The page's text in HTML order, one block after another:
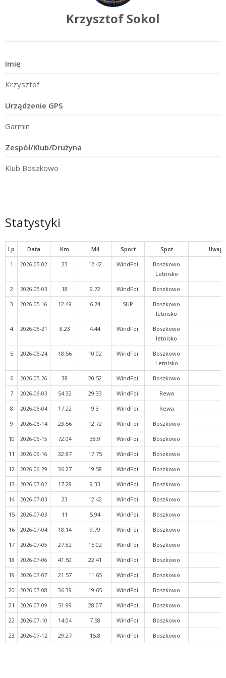
Krzysztof Sokol
Imię
Krzysztof
Urządzenie GPS
Garmin
Zespół/Klub/Drużyna
Klub Boszkowo
Statystyki
Lp Data Km Mil Sport Spot Uwagi
1 2026-05-02 23 12.42 WindFoil
Boszkowo
Letnisko
2
2026-05-03 18 9.72 WindFoil
Boszkowo
3
2026-05-16 12.49 6.74 SUP
Boszkowo
letnisko
4
2026-05-21 8.23 4.44 WindFoil
Boszkowo
letnisko
5
2026-05-24 18.56 10.02 WindFoil
Boszkowo
Letnisko
6
2026-05-26 38 20.52 WindFoil
Boszkowo
7
2026-06-03 54.32 29.33 WindFoil
Rewa
8
2026-06-04 17.22 9.3 WindFoil
Rewa
9
2026-06-14 23.56 12.72 WindFoil
Boszkowo
10
2026-06-15 72.04 38.9 WindFoil
Boszkowo
11
2026-06-16 32.87 17.75 WindFoil
Boszkowo
12
2026-06-29 36.27 19.58 WindFoil
Boszkowo
13
2026-07-02 17.28 9.33 WindFoil
Boszkowo
14
2026-07-03 23 12.42 WindFoil
Boszkowo
15
2026-07-03 11 5.94 WindFoil
Boszkowo
16
2026-07-04 18.14 9.79 WindFoil
Boszkowo
17
2026-07-05 27.82 15.02 WindFoil
Boszkowo
18
2026-07-06 41.50 22.41 WindFoil
Boszkowo
19
2026-07-07 21.57 11.65 WindFoil
Boszkowo
20
2026-07-08 36.39 19.65 WindFoil
Boszkowo
21
2026-07-09 51.99 28.07 WindFoil
Boszkowo
22
2026-07-10 14.04 7.58 WindFoil
Boszkowo
23
2026-07-12 29.27 15.8 WindFoil Boszkowo